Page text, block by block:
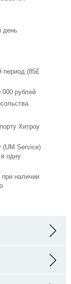
день
период (85£
рублей
Хитроу
(UM Service)
одну
при наличии